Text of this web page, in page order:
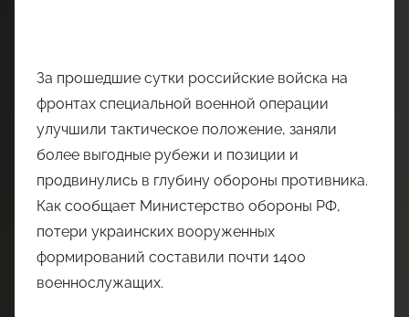
За прошедшие сутки российские войска на
фронтах специальной военной операции
улучшили тактическое положение, заняли
более выгодные рубежи и позиции и
продвинулись в глубину обороны противника.
Как сообщает Министерство обороны РФ,
потери украинских вооруженных
формирований составили почти 1400
военнослужащих.